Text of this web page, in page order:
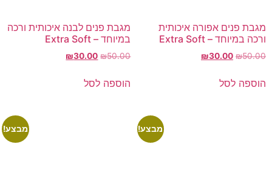
מגבת פנים אפורה איכותית
ורכה במיוחד – Extra Soft
₪50.00
₪30.00
הוספה לסל
מגבת פנים לבנה איכותית ורכה
במיוחד – Extra Soft
₪50.00
₪30.00
הוספה לסל
מבצע! מבצע!